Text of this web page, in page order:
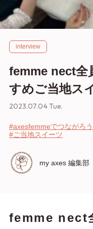
interview
femme nect全
すめご当地ス
2023.07.04 Tue.
#axesfemmeでつながろう
#ご当地スイーツ
my axes 編集部
femme nect